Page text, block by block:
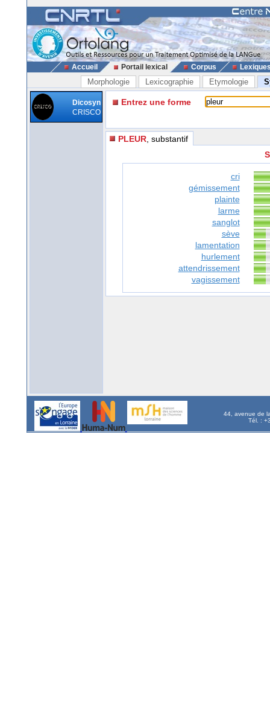
Accueil Portail lexical Corpus
Morphologie Lexicographie Etymologie
Dicosyn
CRISCO
Entrez une forme
PLEUR , substantif
cri
gémissement
plainte
larme
sanglot
sève
lamentation
hurlement
attendrissement
vagissement
44, avenue de
Tél. :